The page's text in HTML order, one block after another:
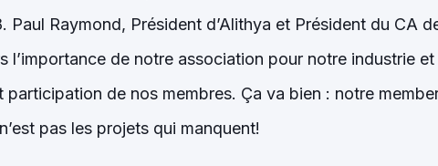
Paul Raymond, Président d’Alithya et Président du CA
l’importance de notre association pour notre industrie
participation de nos membres. Ça va bien : notre
pas les projets qui manquent!